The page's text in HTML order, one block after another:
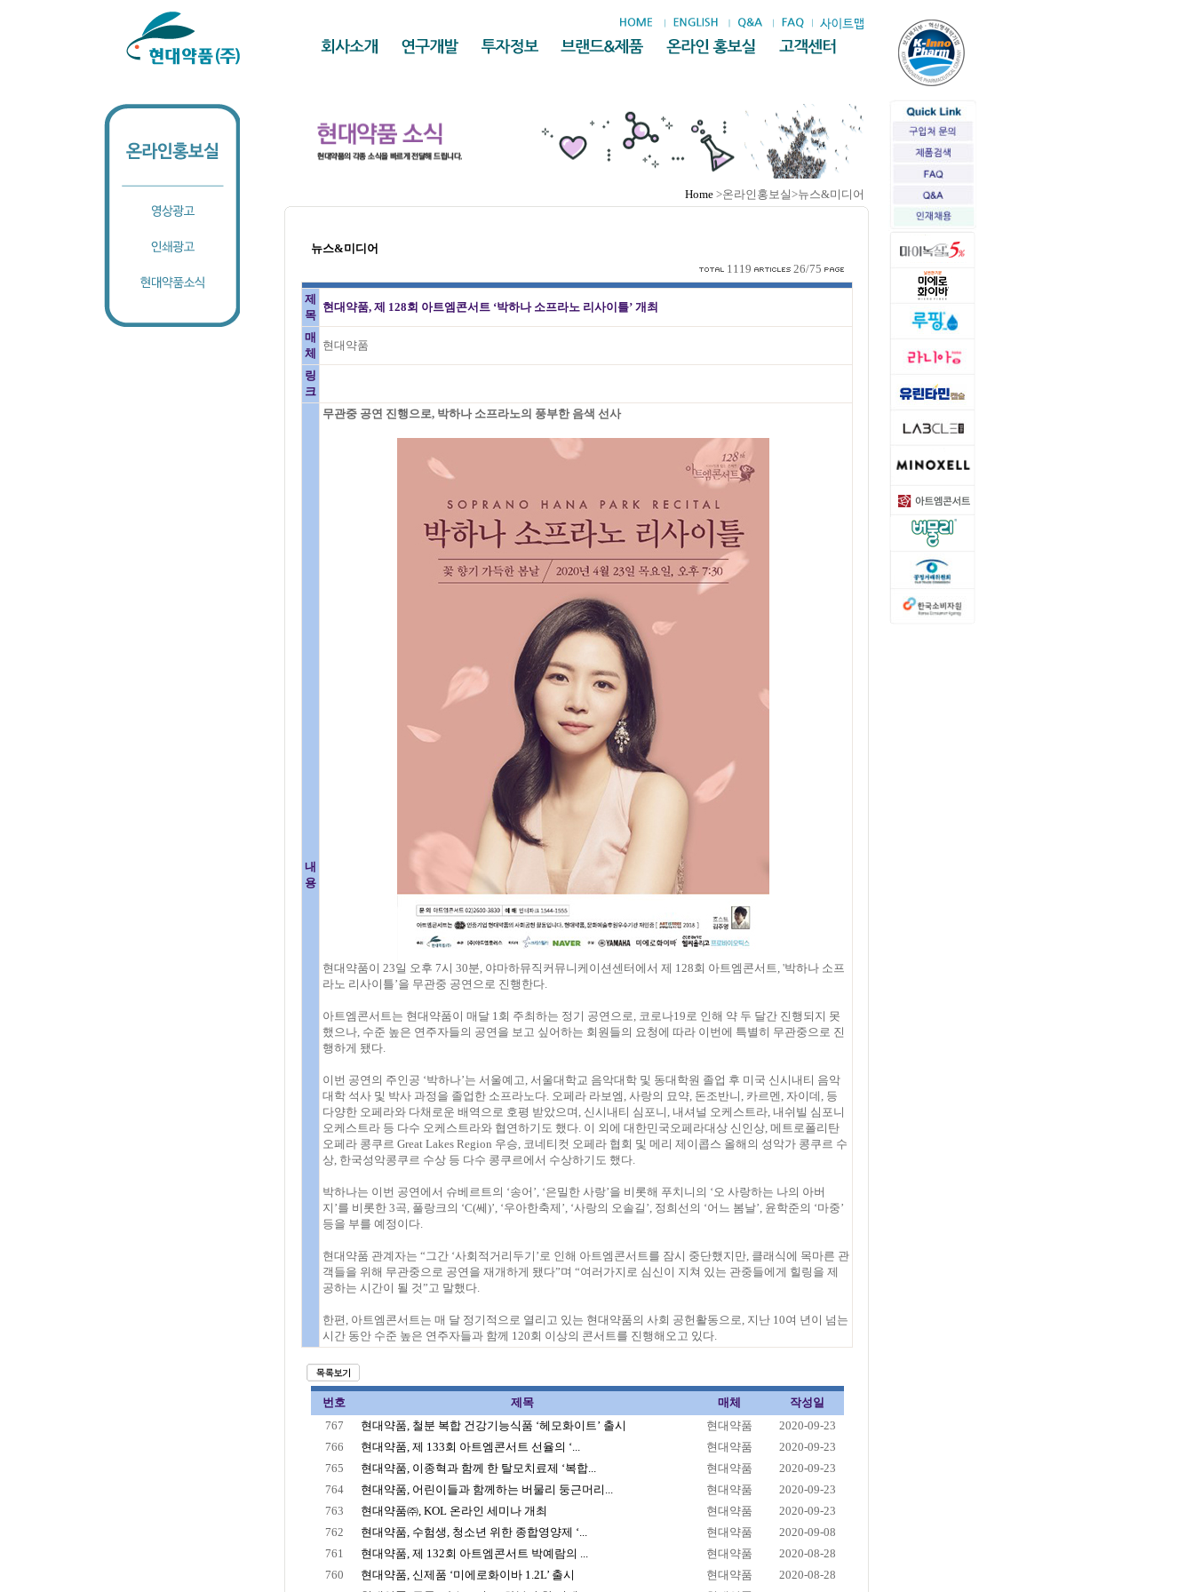
Home >온라인홍보실>뉴스&미디어
뉴스&미디어
1119
26/75
제
목
현대약품, 제 128회 아트엠콘서트 ‘박하나 소프라노 리사이틀’ 개최
매
체
현대약품
링
크
내
용
무관중 공연 진행으로, 박하나 소프라노의 풍부한 음색 선사
현대약품이 23일 오후 7시 30분, 야마하뮤직커뮤니케이션센터에서 제 128회 아트엠콘서트, '박하나 소프
라노 리사이틀’을 무관중 공연으로 진행한다.
아트엠콘서트는 현대약품이 매달 1회 주최하는 정기 공연으로, 코로나19로 인해 약 두 달간 진행되지 못
했으나, 수준 높은 연주자들의 공연을 보고 싶어하는 회원들의 요청에 따라 이번에 특별히 무관중으로 진
행하게 됐다.
이번 공연의 주인공 ‘박하나’는 서울예고, 서울대학교 음악대학 및 동대학원 졸업 후 미국 신시내티 음악
대학 석사 및 박사 과정을 졸업한 소프라노다. 오페라 라보엠, 사랑의 묘약, 돈조반니, 카르멘, 자이데, 등
다양한 오페라와 다채로운 배역으로 호평 받았으며, 신시내티 심포니, 내셔널 오케스트라, 내쉬빌 심포니
오케스트라 등 다수 오케스트라와 협연하기도 했다. 이 외에 대한민국오페라대상 신인상, 메트로폴리탄
오페라 콩쿠르 Great Lakes Region 우승, 코네티컷 오페라 협회 및 메리 제이콥스 올해의 성악가 콩쿠르 수
상, 한국성악콩쿠르 수상 등 다수 콩쿠르에서 수상하기도 했다.
박하나는 이번 공연에서 슈베르트의 ‘송어’, ‘은밀한 사랑’을 비롯해 푸치니의 ‘오 사랑하는 나의 아버
지’를 비롯한 3곡, 풀랑크의 ‘C(쎄)’, ‘우아한축제’, ‘사랑의 오솔길’, 정희선의 ‘어느 봄날’, 윤학준의 ‘마중’
등을 부를 예정이다.
현대약품 관계자는 “그간 ‘사회적거리두기’로 인해 아트엠콘서트를 잠시 중단했지만, 클래식에 목마른 관
객들을 위해 무관중으로 공연을 재개하게 됐다”며 “여러가지로 심신이 지쳐 있는 관중들에게 힐링을 제
공하는 시간이 될 것”고 말했다.
한편, 아트엠콘서트는 매 달 정기적으로 열리고 있는 현대약품의 사회 공헌활동으로, 지난 10여 년이 넘는
시간 동안 수준 높은 연주자들과 함께 120회 이상의 콘서트를 진행해오고 있다.
번호 제목 매체
작성일
767
현대약품, 철분 복합 건강기능식품 ‘헤모화이트’ 출시 현대약품
2020-09-23
766
현대약품, 제 133회 아트엠콘서트 선율의 ‘... 현대약품
2020-09-23
765
현대약품, 이종혁과 함께 한 탈모치료제 ‘복합... 현대약품
2020-09-23
764
현대약품, 어린이들과 함께하는 버물리 둥근머리... 현대약품
2020-09-23
763
현대약품㈜, KOL 온라인 세미나 개최 현대약품
2020-09-23
762
현대약품, 수험생, 청소년 위한 종합영양제 ‘... 현대약품
2020-09-08
761
현대약품, 제 132회 아트엠콘서트 박예람의 ... 현대약품
2020-08-28
760
현대약품, 신제품 ‘미에로화이바 1.2L’ 출시 현대약품
2020-08-28